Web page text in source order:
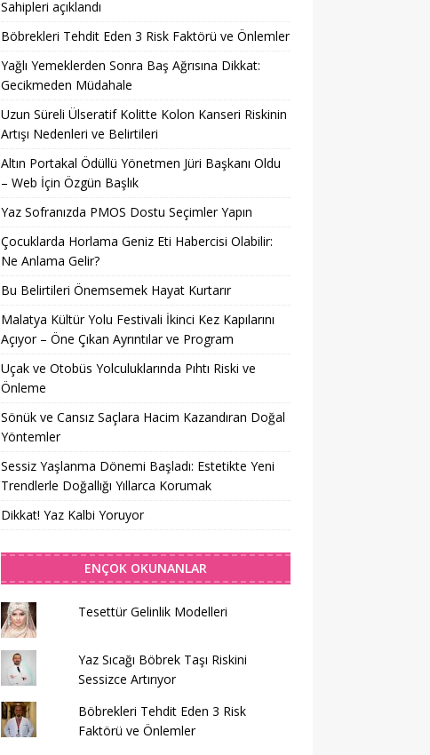
Sahipleri açıklandı
Böbrekleri Tehdit Eden 3 Risk Faktörü ve Önlemler
Yağlı Yemeklerden Sonra Baş Ağrısına Dikkat:
Gecikmeden Müdahale
Uzun Süreli Ülseratif Kolitte Kolon Kanseri Riskinin
Artışı Nedenleri ve Belirtileri
Altın Portakal Ödüllü Yönetmen Jüri Başkanı Oldu
– Web İçin Özgün Başlık
Yaz Sofranızda PMOS Dostu Seçimler Yapın
Çocuklarda Horlama Geniz Eti Habercisi Olabilir:
Ne Anlama Gelir?
Bu Belirtileri Önemsemek Hayat Kurtarır
Malatya Kültür Yolu Festivali İkinci Kez Kapılarını
Açıyor – Öne Çıkan Ayrıntılar ve Program
Uçak ve Otobüs Yolculuklarında Pıhtı Riski ve
Önleme
Sönük ve Cansız Saçlara Hacim Kazandıran Doğal
Yöntemler
Sessiz Yaşlanma Dönemi Başladı: Estetikte Yeni
Trendlerle Doğallığı Yıllarca Korumak
Dikkat! Yaz Kalbi Yoruyor
ENÇOK OKUNANLAR
Tesettür Gelinlik Modelleri
Yaz Sıcağı Böbrek Taşı Riskini
Sessizce Artırıyor
Böbrekleri Tehdit Eden 3 Risk
Faktörü ve Önlemler